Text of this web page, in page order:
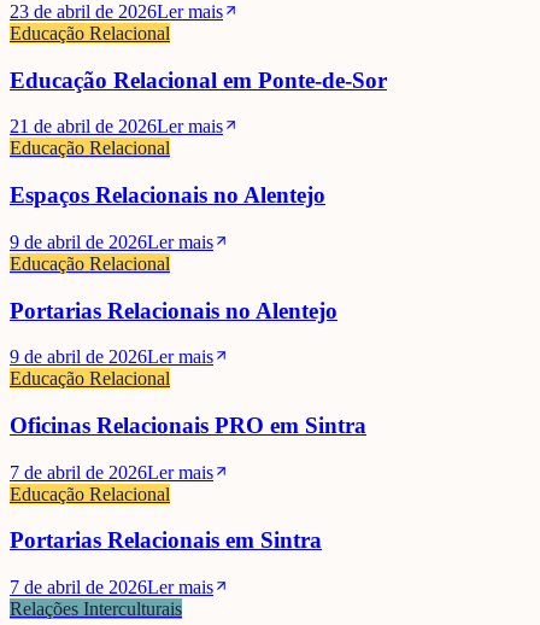
23 de abril de 2026Ler mais
Educação Relacional
Educação Relacional em Ponte-de-Sor
21 de abril de 2026Ler mais
Educação Relacional
Espaços Relacionais no Alentejo
9 de abril de 2026Ler mais
Educação Relacional
Portarias Relacionais no Alentejo
9 de abril de 2026Ler mais
Educação Relacional
Oficinas Relacionais PRO em Sintra
7 de abril de 2026Ler mais
Educação Relacional
Portarias Relacionais em Sintra
7 de abril de 2026Ler mais
Relações Interculturais